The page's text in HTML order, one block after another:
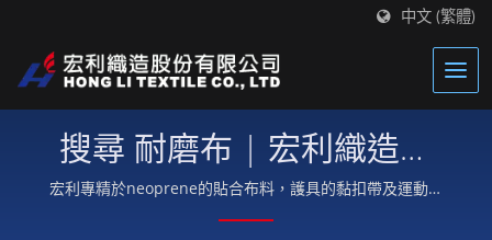
中文 (繁體)
搜尋 耐磨布 | 宏利織造股
份有限公司
宏利專精於neoprene的貼合布料，護具的黏扣帶及運動機
能性布料。